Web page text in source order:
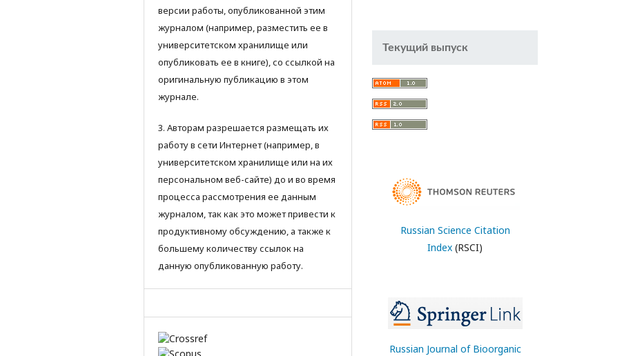
версии работы, опубликованной этим
журналом (например, разместить ее в
университетском хранилище или
опубликовать ее в книге), со ссылкой на
оригинальную публикацию в этом
журнале.
3. Авторам разрешается размещать их
работу в сети Интернет (например, в
университетском хранилище или на их
персональном веб-сайте) до и во время
процесса рассмотрения ее данным
журналом, так как это может привести к
продуктивному обсуждению, а также к
большему количеству ссылок на
данную опубликованную работу.
Текущий выпуск
Russian Science Citation
Index (RSCI)
Russian Journal of Bioorganic